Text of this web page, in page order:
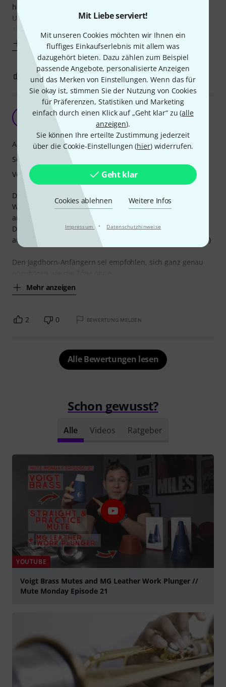
Mit Liebe serviert!
Mit unseren Cookies möchten wir Ihnen ein
fluffiges Einkaufserlebnis mit allem was
dazugehört bieten. Dazu zählen zum Beispiel
passende Angebote, personalisierte Anzeigen
und das Merken von Einstellungen. Wenn das für
Sie okay ist, stimmen Sie der Nutzung von Cookies
für Präferenzen, Statistiken und Marketing
einfach durch einen Klick auf „Geht klar“ zu (alle
anzeigen).
Sie können Ihre erteilte Zustimmung jederzeit
über die Cookie-Einstellungen (hier) widerrufen.
Geht klar
Cookies ablehnen Weitere Infos
Impressum · Datenschutzhinweise
heute noch sehr aktuell ist.
Um aber von den Nachbarn auch in Zukunft noch gegrüßt
zu werden, habe ich mir dann den Übungsdämpfer bei
Mehr anzeigen
BEWERTUNG MELDEN
Klare Kaufempfehlung
E. Reich 08.06.2017
Der Dämpfer funktioniert sehr gut: Ich nutze ihn in meiner
Wohnung und hatte bisher noch keine Beschwerden von
anderen Mietern, was meiner Meinung nach die
Dämpfungseigenschaft hervorstreicht. Die Handlichkeit ist
auch sehr gut: Einfach in das Horn stecken und blasen ... :-)
Den Jagdhorn-Anfängern sei empfohlen, sich ganz genau
Mehr anzeigen
Ansprache
Sound
Verarbeitung
2 0 BEWERTUNG MELDEN
Alle Bewertungen lesen
Schon gewusst?
Alle Videos Ratgeber
YOUTUBE
Voigt Brass Mutes and MG Leather Work Plunger //
Mute Monday Episode 21